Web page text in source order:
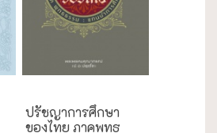
ปรัชญาการศึกษา
ของไทย ภาคพุทธ